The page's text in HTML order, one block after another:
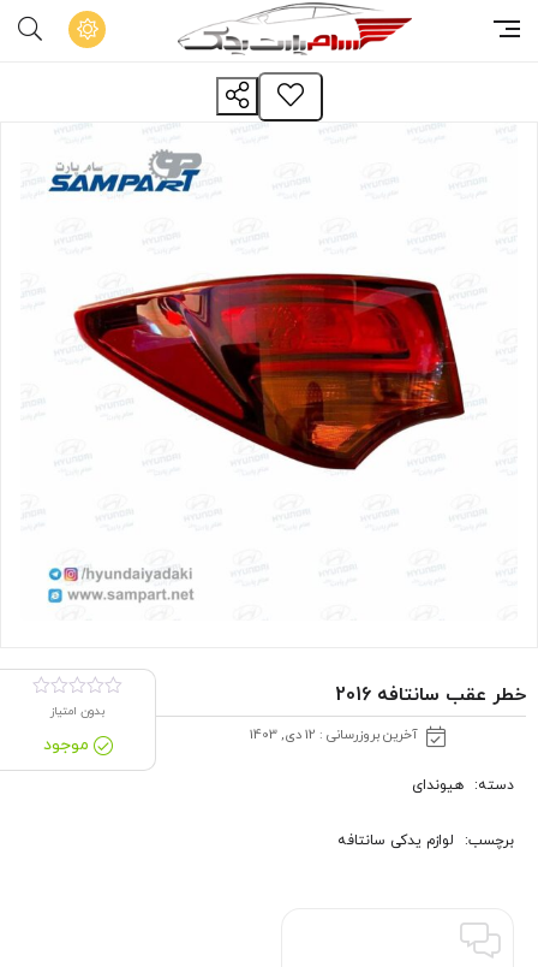
خطر عقب سانتافه 2016
آخرین بروزرسانی : 12 دی, 1403
بدون امتیاز
موجود
دسته: هیوندای
برچسب: لوازم یدکی سانتافه